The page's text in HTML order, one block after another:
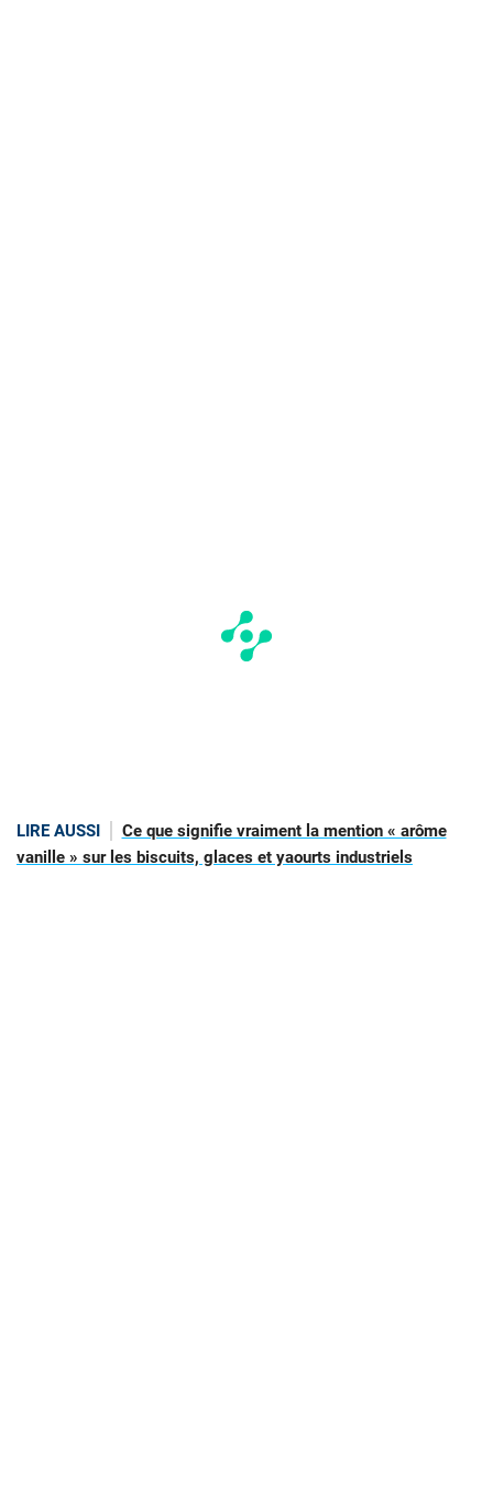
LIRE AUSSI
Ce que signifie vraiment la mention « arôme
vanille » sur les biscuits, glaces et yaourts industriels